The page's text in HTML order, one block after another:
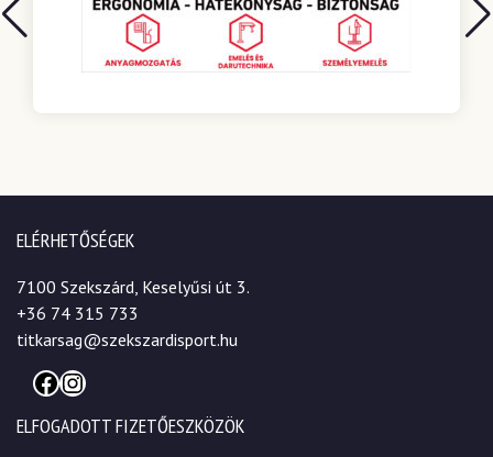
ELÉRHETŐSÉGEK
7100 Szekszárd, Keselyűsi út 3.
+36 74 315 733
titkarsag@szekszardisport.hu
Facebook
Instagram
ELFOGADOTT FIZETŐESZKÖZÖK